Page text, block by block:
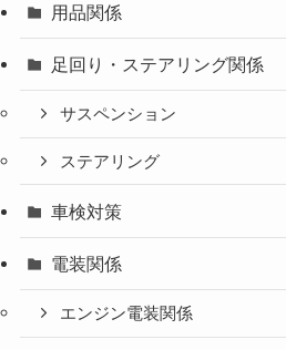
用品関係
足回り・ステアリング関係
サスペンション
ステアリング
車検対策
電装関係
エンジン電装関係